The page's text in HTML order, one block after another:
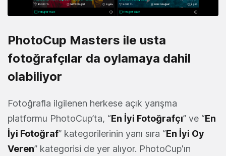
PhotoCup Masters ile usta
fotoğrafçılar da oylamaya dahil
olabiliyor
Fotoğrafla ilgilenen herkese açık yarışma
platformu PhotoCup’ta, “En İyi Fotoğrafçı” ve “En
İyi Fotoğraf” kategorilerinin yanı sıra “En İyi Oy
Veren” kategorisi de yer alıyor. PhotoCup'ın